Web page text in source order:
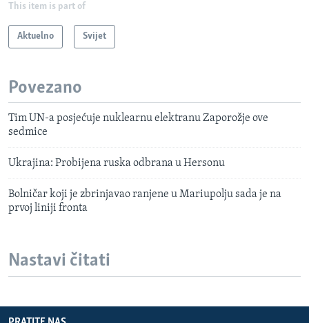
This item is part of
Aktuelno Svijet
Povezano
Tim UN-a posjećuje nuklearnu elektranu Zaporožje ove
sedmice
Ukrajina: Probijena ruska odbrana u Hersonu
Bolničar koji je zbrinjavao ranjene u Mariupolju sada je na
prvoj liniji fronta
Nastavi čitati